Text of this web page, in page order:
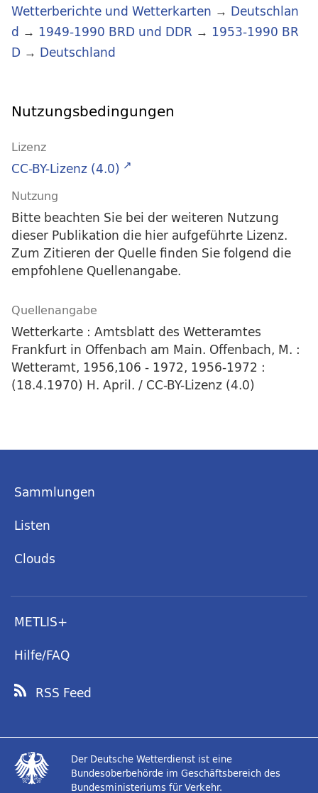
Wetterberichte und Wetterkarten → Deutschlan
d → 1949-1990 BRD und DDR → 1953-1990 BR
D → Deutschland
Nutzungsbedingungen
Lizenz
CC-BY-Lizenz (4.0)
Nutzung
Bitte beachten Sie bei der weiteren Nutzung
dieser Publikation die hier aufgeführte Lizenz.
Zum Zitieren der Quelle finden Sie folgend die
empfohlene Quellenangabe.
Quellenangabe
Wetterkarte : Amtsblatt des Wetteramtes
Frankfurt in Offenbach am Main. Offenbach, M. :
Wetteramt, 1956,106 - 1972, 1956-1972 :
(18.4.1970) H. April. / CC-BY-Lizenz (4.0)
Sammlungen
Listen
Clouds
METLIS+
Hilfe/FAQ
RSS Feed
Der Deutsche Wetterdienst ist eine
Bundesoberbehörde im Geschäftsbereich des
Bundesministeriums für Verkehr.